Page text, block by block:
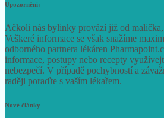
Upozornění:
Ačkoli nás bylinky provází již od
Veškeré informace se však snažíme
odborného partnera lékáren
informace, postupy nebo recepty
nebezpečí. V případě pochybností a
raději poraďte s vaším lékařem.
Nové články